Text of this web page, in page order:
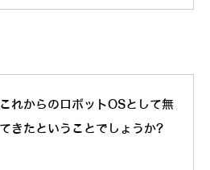
れからのロボットOSとして無
きたということでしょうか?